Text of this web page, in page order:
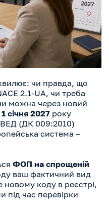
чи правда, що
2.1-UA, чи треба
можна через новий
1 січня 2027 року
(ДК 009:2010)
система –
ФОП на спрощеній
ваш фактичний вид
новому коду в реєстрі,
час перевірки